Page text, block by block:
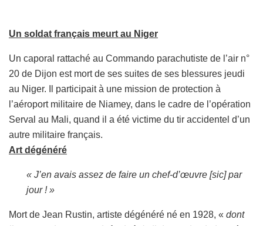
Un soldat français meurt au Niger
Un caporal rattaché au Commando parachutiste de l’air n°
20 de Dijon est mort de ses suites de ses blessures jeudi
au Niger. Il participait à une mission de protection à
l’aéroport militaire de Niamey, dans le cadre de l’opération
Serval au Mali, quand il a été victime du tir accidentel d’un
autre militaire français.
Art dégénéré
« J’en avais assez de faire un chef-d’œuvre [sic] par
jour ! »
Mort de Jean Rustin, artiste dégénéré né en 1928, « dont